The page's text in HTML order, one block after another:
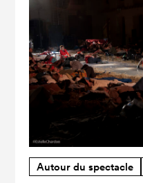
Autour du spectacle